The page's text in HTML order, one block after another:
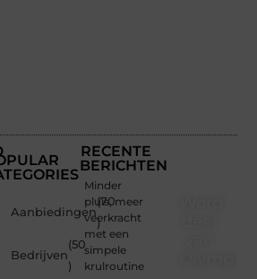
Aanbiedingen
(70
)
Bedrijven
(50
)
RECENTE
BERICHTEN
Minder
pluis, meer
veerkracht
met een
simpele
krulroutine